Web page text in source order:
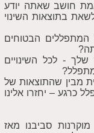
חושב שאתה יודע
בתוצאות השינוי
הבטוחים
- לכל השינויים
מתפלל?
מבין שהתוצאות של
כרגע – יחזרו אלינו
סביבנו מאז